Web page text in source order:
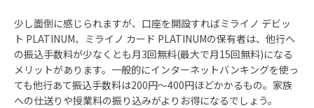
少し面倒に感じられますが、口座を開設すればミライノ デビッ
ト PLATINUM、ミライノ カード PLATINUMの保有者は、他行へ
の振込手数料が少なくとも月3回無料(最大で月15回無料)になる
メリットがあります。一般的にインターネットバンキングを使っ
ても他行あて振込手数料は200円～400円ほどかかるもの。家族
への仕送りや授業料の振り込みがよりお得になるでしょう。